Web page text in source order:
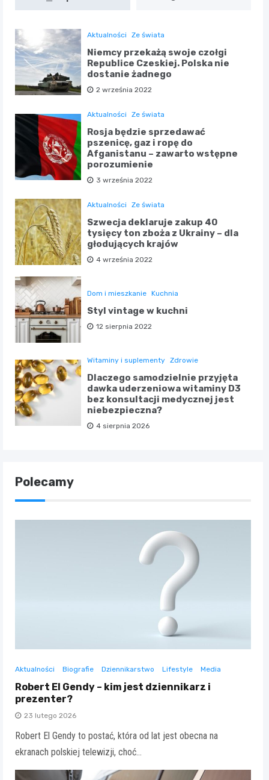
Aktualności Ze świata
Niemcy przekażą swoje czołgi
Republice Czeskiej. Polska nie
dostanie żadnego
2 września 2022
Aktualności Ze świata
Rosja będzie sprzedawać
pszenicę, gaz i ropę do
Afganistanu – zawarto wstępne
porozumienie
3 września 2022
Aktualności Ze świata
Szwecja deklaruje zakup 40
tysięcy ton zboża z Ukrainy – dla
głodujących krajów
4 września 2022
Dom i mieszkanie Kuchnia
Styl vintage w kuchni
12 sierpnia 2022
Witaminy i suplementy Zdrowie
Dlaczego samodzielnie przyjęta
dawka uderzeniowa witaminy D3
bez konsultacji medycznej jest
niebezpieczna?
4 sierpnia 2026
Polecamy
Aktualności Biografie Dziennikarstwo Lifestyle Media
Robert El Gendy – kim jest dziennikarz i
prezenter?
23 lutego 2026
Robert El Gendy to postać, która od lat jest obecna na
ekranach polskiej telewizji, choć…